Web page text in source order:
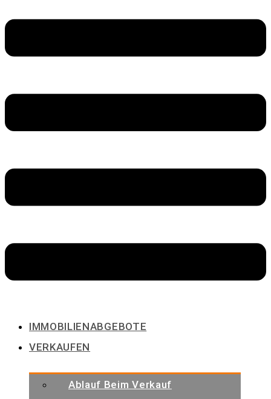
IMMOBILIENABGEBOTE
VERKAUFEN
Ablauf Beim Verkauf